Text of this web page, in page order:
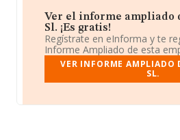
Ver el informe ampliado
Sl. ¡Es gratis!
Regístrate en eInforma y te
Informe Ampliado de esta
VER INFORME AMPLIADO
SL.